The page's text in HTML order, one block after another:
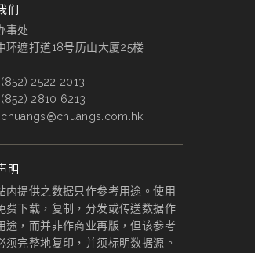
们
事处
环遮打道18号历山大厦25楼
(852) 2522 2013
(852) 2810 6213
chuangs@chuangs.com.hk
明
内提供之数据只作参考用途。使用
费下载，复制，分发或传送数据作
途，而并非作商业再版，但该参考
须完整地复印，并须标明数据源。